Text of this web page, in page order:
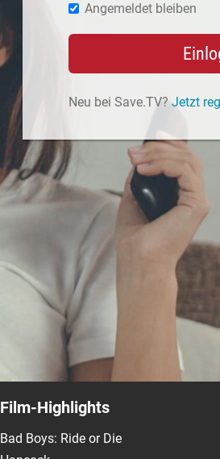
Angemeldet bleiben
Neu bei Save.TV? Jetzt
Film-Highlights
Bad Boys: Ride or Die